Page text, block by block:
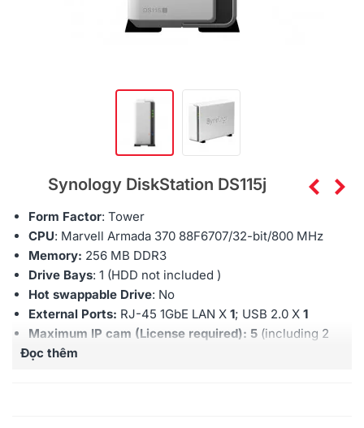
Synology DiskStation DS115j
Form Factor: Tower
CPU: Marvell Armada 370 88F6707/32-bit/800 MHz
Memory: 256 MB DDR3
Drive Bays: 1 (HDD not included )
Hot swappable Drive: No
External Ports: RJ-45 1GbE LAN X 1; USB 2.0 X 1
Maximum IP cam (License required): 5 (including 2
Free License)
Đọc thêm